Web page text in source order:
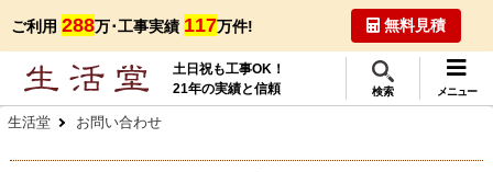
ご利用 288万･工事実績 117万件! 無料見積
土日祝も工事OK！
21年の実績と信頼
検索 メニュー
生活堂 お問い合わせ